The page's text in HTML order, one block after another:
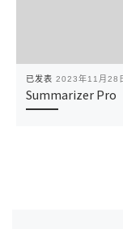
已发表 2023年11月28
Summarizer Pro